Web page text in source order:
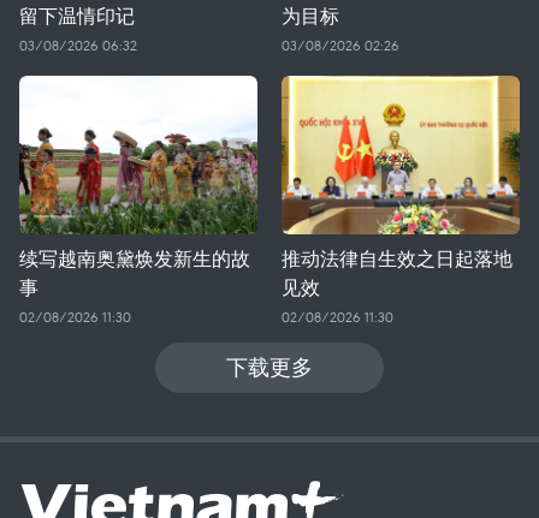
留下温情印记
03/08/2026 06:32
为目标
03/08/2026 02:26
续写越南奥黛焕发新生的故
事
02/08/2026 11:30
推动法律自生效之日起落地
见效
02/08/2026 11:30
下载更多